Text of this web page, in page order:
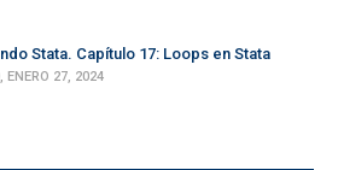
Stata. Capítulo 17: Loops en Stata
ENERO 27, 2024